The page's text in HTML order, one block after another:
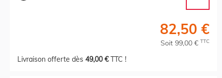
82,50 €
Soit 99,00 € TTC
Livraison offerte dès 49,00 €TTC !